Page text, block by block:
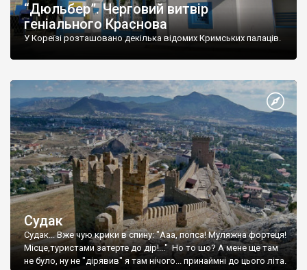
“Дюльбер”. Черговий витвір
геніального Краснова
У Кореїзі розташовано декілька відомих Кримських палаців.
Судак
Судак... Вже чую крики в спину: "Ааа, попса! Муляжна фортеця!
Місце,туристами затерте до дір!..." Но то шо? А мене ще там
не було, ну не "дірявив" я там нічого... принаймні до цього літа.